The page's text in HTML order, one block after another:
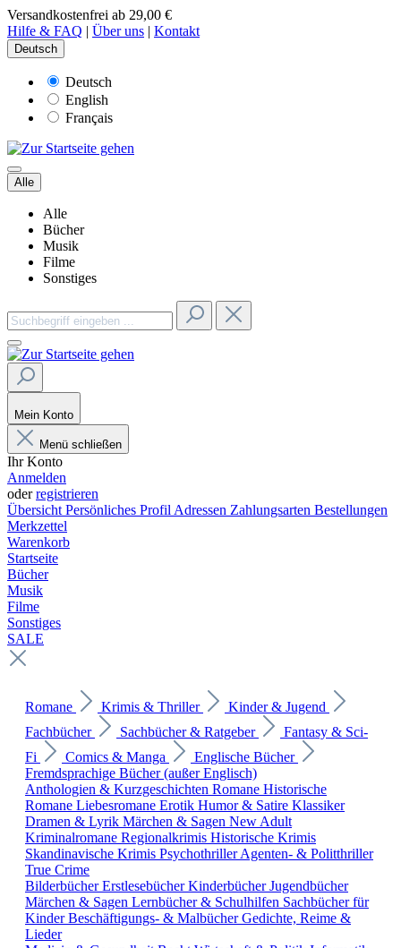
Versandkostenfrei ab 29,00 €
Hilfe & FAQ | Über uns | Kontakt
Deutsch
Deutsch
English
Français
Alle
Alle
Bücher
Musik
Filme
Sonstiges
Mein Konto
Menü schließen
Ihr Konto
Anmelden
oderregistrieren
Übersicht Persönliches Profil Adressen Zahlungsarten Bestellungen
Merkzettel
Warenkorb
Startseite
Bücher
Musik
Filme
Sonstiges
SALE
Romane Krimis & Thriller
Kinder & Jugend
Fachbücher
Sachbücher & Ratgeber
Fantasy & Sci-
Fi
Comics & Manga
Englische Bücher
Fremdsprachige Bücher (außer Englisch)
Anthologien & Kurzgeschichten Romane Historische
Romane Liebesromane Erotik Humor & Satire Klassiker
Dramen & Lyrik Märchen & Sagen New Adult
Kriminalromane Regionalkrimis Historische Krimis
Skandinavische Krimis PsychothrillerAgenten- & Politthriller
True Crime
BilderbücherErstlesebücherKinderbücherJugendbücher
Märchen & Sagen Lernbücher & Schulhilfen Sachbücher für
KinderBeschäftigungs- & MalbücherGedichte, Reime &
Lieder